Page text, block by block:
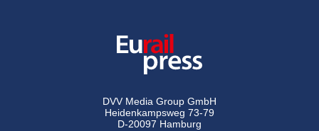
DVV Media Group GmbH
Heidenkampsweg 73-79
D-20097 Hamburg